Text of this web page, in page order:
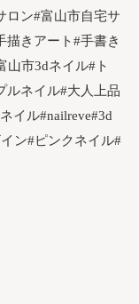
ロン#富山市自宅サ
描きアート#手書き
山市3dネイル#ト
ルネイル#大人上品
イル#nailreve#3d
ン#ピンクネイル#